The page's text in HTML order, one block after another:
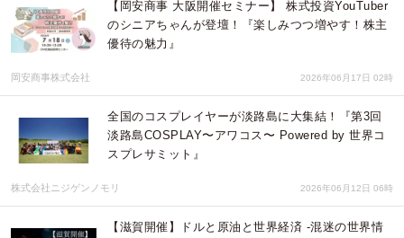
【岡安商事 大阪開催セミナー】 株式投資YouTuber
のシニアちゃんが登壇！『楽しみつつ増やす！株主
優待の魅力』
岡安商事株式会社 2026年06月17日 02時
全国のコスプレイヤーが淡路島に大集結！『第3回
淡路島COSPLAY〜アワコス〜 Powered by 世界コ
スプレサミット』
株式会社ニジゲンノモリ 2026年06月12日 06時
【滋賀開催】ドルと原油と世界経済 -混迷の世界情